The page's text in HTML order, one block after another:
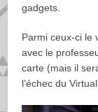
gadgets.
Parmi ceux-ci le
avec le
carte (mais il
l’échec du